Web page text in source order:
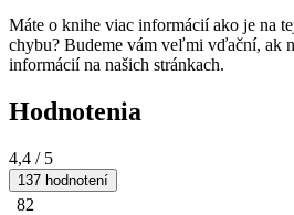
Máte o knihe viac informácií ako je na
chybu? Budeme vám veľmi vďační, ak
informácií na našich stránkach.
Hodnotenia
4,4 / 5
137 hodnotení
82